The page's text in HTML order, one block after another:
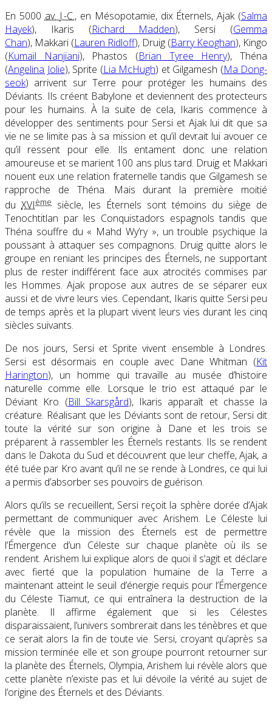
En 5000 av. J.-C., en Mésopotamie, dix Éternels, Ajak (Salma
Hayek), Ikaris (Richard Madden), Sersi (Gemma
Chan), Makkari (Lauren Ridloff), Druig (Barry Keoghan), Kingo
(Kumail Nanjiani), Phastos (Brian Tyree Henry), Théna
(Angelina Jolie), Sprite (Lia McHugh) et Gilgamesh (Ma Dong-
seok) arrivent sur Terre pour protéger les humains des
Déviants. Ils créent Babylone et deviennent des protecteurs
pour les humains. À la suite de cela, Ikaris commence à
développer des sentiments pour Sersi et Ajak lui dit que sa
vie ne se limite pas à sa mission et qu’il devrait lui avouer ce
qu’il ressent pour elle. Ils entament donc une relation
amoureuse et se marient 100 ans plus tard. Druig et Makkari
nouent eux une relation fraternelle tandis que Gilgamesh se
rapproche de Théna. Mais durant la première moitié
du XVIème
siècle, les Éternels sont témoins du siège de
Tenochtitlan par les Conquistadors espagnols tandis que
Théna souffre du « Mahd Wy’ry », un trouble psychique la
poussant à attaquer ses compagnons. Druig quitte alors le
groupe en reniant les principes des Éternels, ne supportant
plus de rester indifférent face aux atrocités commises par
les Hommes. Ajak propose aux autres de se séparer eux
aussi et de vivre leurs vies. Cependant, Ikaris quitte Sersi peu
de temps après et la plupart vivent leurs vies durant les cinq
siècles suivants.
De nos jours, Sersi et Sprite vivent ensemble à Londres.
Sersi est désormais en couple avec Dane Whitman (Kit
Harington), un homme qui travaille au musée d’histoire
naturelle comme elle. Lorsque le trio est attaqué par le
Déviant Kro (Bill Skarsgård), Ikaris apparaît et chasse la
créature. Réalisant que les Déviants sont de retour, Sersi dit
toute la vérité sur son origine à Dane et les trois se
préparent à rassembler les Éternels restants. Ils se rendent
dans le Dakota du Sud et découvrent que leur cheffe, Ajak, a
été tuée par Kro avant qu’il ne se rende à Londres, ce qui lui
a permis d’absorber ses pouvoirs de guérison.
Alors qu’ils se recueillent, Sersi reçoit la sphère dorée d’Ajak
permettant de communiquer avec Arishem. Le Céleste lui
révèle que la mission des Éternels est de permettre
l’Émergence d’un Céleste sur chaque planète où ils se
rendent. Arishem lui explique alors de quoi il s’agit et déclare
avec fierté que la population humaine de la Terre a
maintenant atteint le seuil d’énergie requis pour l’Émergence
du Céleste Tiamut, ce qui entraînera la destruction de la
planète. Il affirme également que si les Célestes
disparaissaient, l’univers sombrerait dans les ténèbres et que
ce serait alors la fin de toute vie. Sersi, croyant qu’après sa
mission terminée elle et son groupe pourront retourner sur
la planète des Éternels, Olympia, Arishem lui révèle alors que
cette planète n’existe pas et lui dévoile la vérité au sujet de
l’origine des Éternels et des Déviants.